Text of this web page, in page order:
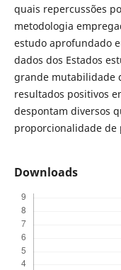
quais repercussões
metodologia
estudo aprofundado
dados dos Estados
grande mutabilidade
resultados positivos
despontam diversos
proporcionalidade de
Downloads